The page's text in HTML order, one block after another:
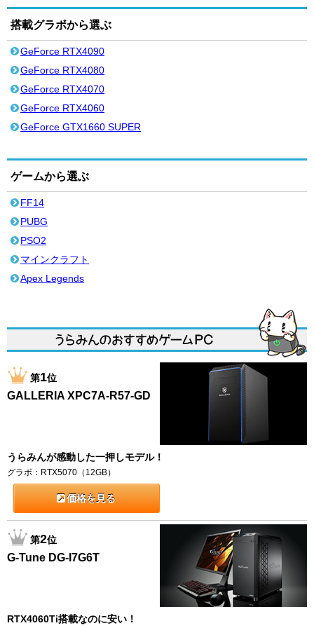
搭載グラボから選ぶ
GeForce RTX4090
GeForce RTX4080
GeForce RTX4070
GeForce RTX4060
GeForce GTX1660 SUPER
ゲームから選ぶ
FF14
PUBG
PSO2
マインクラフト
Apex Legends
第1位
GALLERIA XPC7A-R57-GD
うらみんが感動した一押しモデル！
グラボ：RTX5070（12GB）
価格を見る
第2位
G-Tune DG-I7G6T
RTX4060Ti搭載なのに安い！